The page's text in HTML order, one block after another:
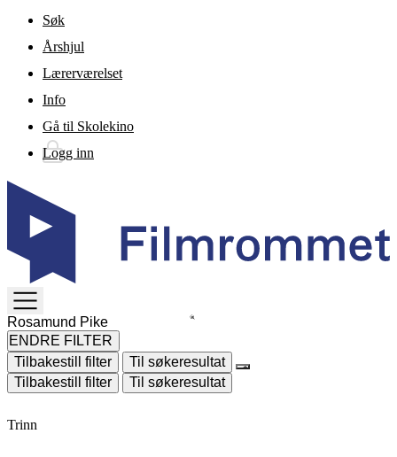
Gå til hovedinnhold
Søk
Årshjul
Lærerværelset
Info
Gå til Skolekino
Logg inn
TOGGLE
MENU
ENDRE FILTER
Tilbakestill filter
Til søkeresultat
Tilbakestill filter
Til søkeresultat
Trinn